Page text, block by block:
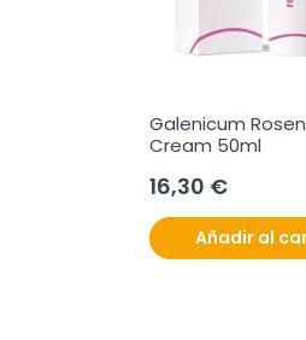
Galenicum
Cream 50ml
16,30 €
Añadir al